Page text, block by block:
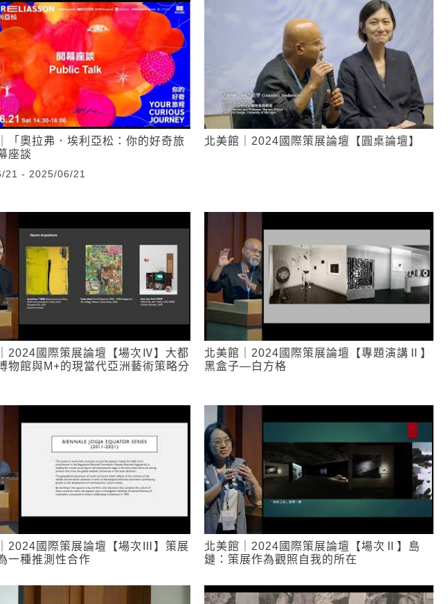
「奧拉弗．埃利亞松：你的好奇旅
座談
21 - 2025/06/21
北美館｜2024國際策展論壇【圓桌論壇】
2024國際策展論壇【場次Ⅳ】大都
物館與M+的現當代亞洲藝術策略分
北美館｜2024國際策展論壇【專題演講Ⅱ】
黑盒子—白方格
2024國際策展論壇【場次Ⅲ】策展
一種推測性合作
北美館｜2024國際策展論壇【場次Ⅱ】島
鏈：策展作為觀照自我的所在